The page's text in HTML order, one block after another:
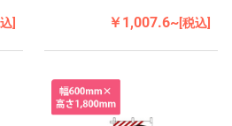
] ￥1,007.6~[税込]